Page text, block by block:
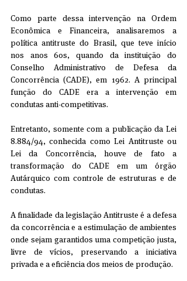
Como parte dessa intervenção na Ordem
Econômica e Financeira, analisaremos a
política antitruste do Brasil, que teve início
nos anos 60s, quando da instituição do
Conselho Administrativo de Defesa da
Concorrência (CADE), em 1962. A principal
função do CADE era a intervenção em
condutas anti-competitivas.
Entretanto, somente com a publicação da Lei
8.884/94, conhecida como Lei Antitruste ou
Lei da Concorrência, houve de fato a
transformação do CADE em um órgão
Autárquico com controle de estruturas e de
condutas.
A finalidade da legislação Antitruste é a defesa
da concorrência e a estimulação de ambientes
onde sejam garantidos uma competição justa,
livre de vícios, preservando a iniciativa
privada e a eficiência dos meios de produção.